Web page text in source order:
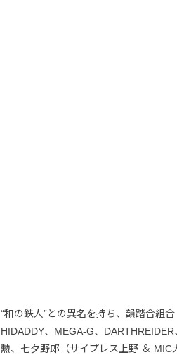
“和の鉄人”との異名を持ち、韻踏合組
HIDADDY、MEGA-G、
勲、七夕野郎（サイプレス上野 ＆ MIC